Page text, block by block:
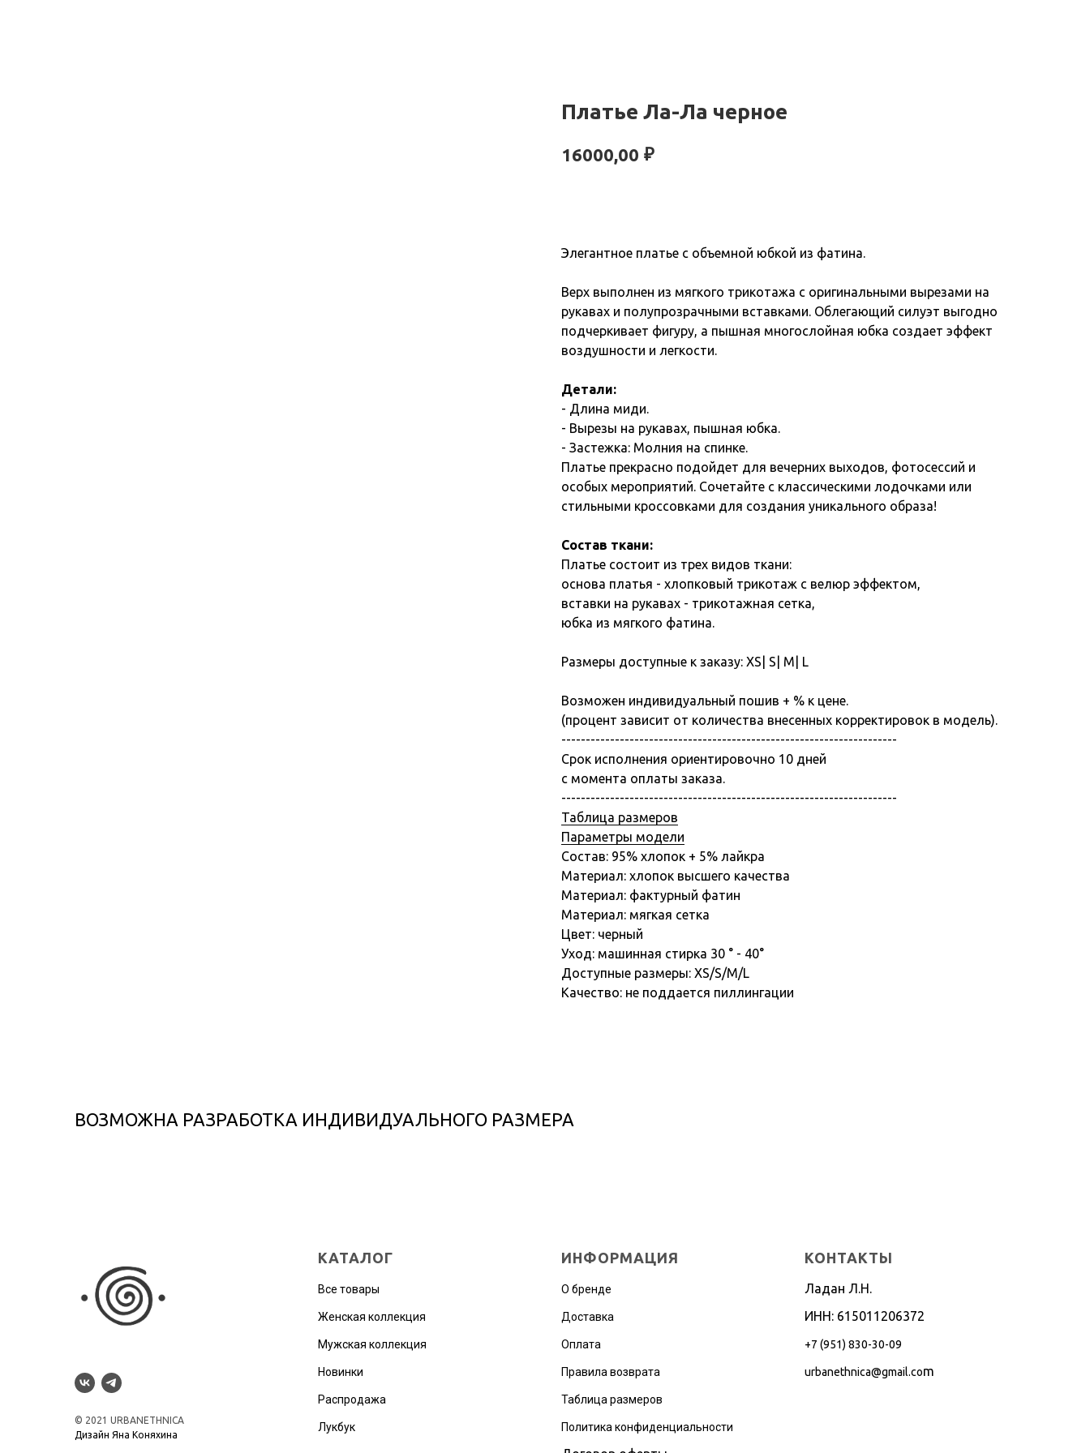
Платье Ла-Ла черное
16000,00 ₽
Элегантное платье с объемной юбкой из фатина.
Верх выполнен из мягкого трикотажа с оригинальными вырезами на
рукавах и полупрозрачными вставками. Облегающий силуэт выгодно
подчеркивает фигуру, а пышная многослойная юбка создает эффект
воздушности и легкости.
Детали:
- Длина миди.
- Вырезы на рукавах, пышная юбка.
- Застежка: Молния на спинке.
Платье прекрасно подойдет для вечерних выходов, фотосессий и
особых мероприятий. Сочетайте с классическими лодочками или
стильными кроссовками для создания уникального образа!
Состав ткани:
Платье состоит из трех видов ткани:
основа платья - хлопковый трикотаж с велюр эффектом,
вставки на рукавах - трикотажная сетка,
юбка из мягкого фатина.
Размеры доступные к заказу: XS| S| M| L
Возможен индивидуальный пошив + % к цене.
(процент зависит от количества внесенных корректировок в модель).
---------------------------------------------------------------------
Срок исполнения ориентировочно 10 дней
с момента оплаты заказа.
---------------------------------------------------------------------
Таблица размеров
Параметры модели
Состав: 95% хлопок + 5% лайкра
Материал: хлопок высшего качества
Материал: фактурный фатин
Материал: мягкая сетка
Цвет: черный
Уход: машинная стирка 30 ° - 40°
Доступные размеры: XS/S/M/L
Качество: не поддается пиллингации
ВОЗМОЖНА РАЗРАБОТКА ИНДИВИДУАЛЬНОГО РАЗМЕРА
© 2021 URBANETHNICA
Дизайн Яна Коняхина
КАТАЛОГ
Все товары
Женская коллекция
Мужская коллекция
Новинки
Распродажа
Лукбук
ИНФОРМАЦИЯ
О бренде
Доставка
Оплата
Правила возврата
Таблица размеров
Политика конфиденциальности
КОНТАКТЫ
Ладан Л.Н.
ИНН: 615011206372
+7 (951) 830-30-09
urbanethnica@gmail.com